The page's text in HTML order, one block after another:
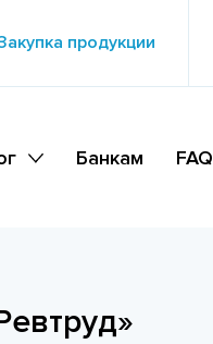
продукции
Банкам FAQ